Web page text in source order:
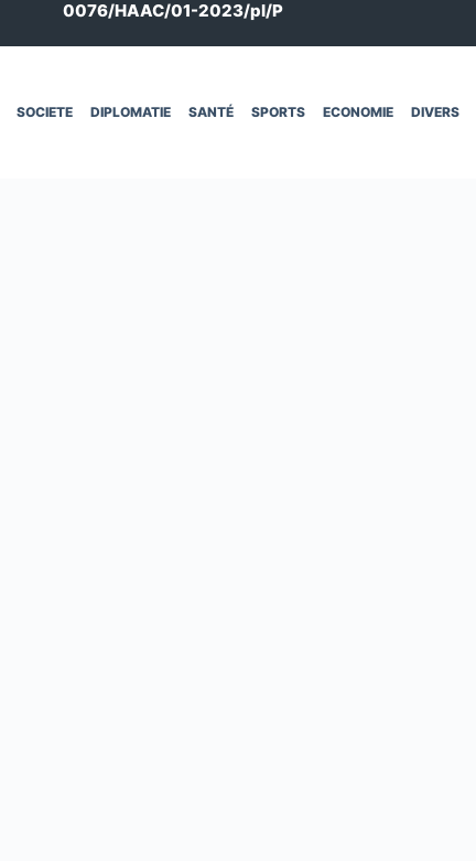
0076/HAAC/01-2023/pl/P
SOCIETE DIPLOMATIE SANTÉ SPORTS ECONOMIE DIVERS